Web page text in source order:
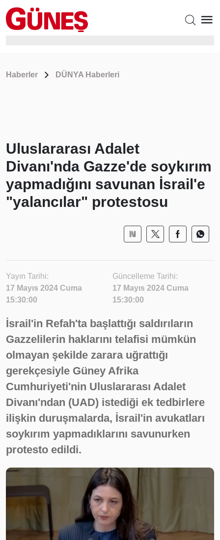
Haberler DÜNYA Haberleri
Uluslararası Adalet
Divanı'nda Gazze'de soykırım
yapmadığını savunan İsrail'e
"yalancılar" protestosu
Yayın Tarihi:
17 Mayıs 2024 Cuma
15:30:00
Güncelleme Tarihi:
17 Mayıs 2024 Cuma
15:30:00
İsrail'in Refah'ta başlattığı saldırıların
Gazzelilerin haklarını telafisi mümkün
olmayan şekilde zarara uğrattığı
gerekçesiyle Güney Afrika
Cumhuriyeti'nin Uluslararası Adalet
Divanı'ndan (UAD) istediği ek tedbirlere
ilişkin duruşmalarda, İsrail'in avukatları
soykırım yapmadıklarını savunurken
protesto edildi.